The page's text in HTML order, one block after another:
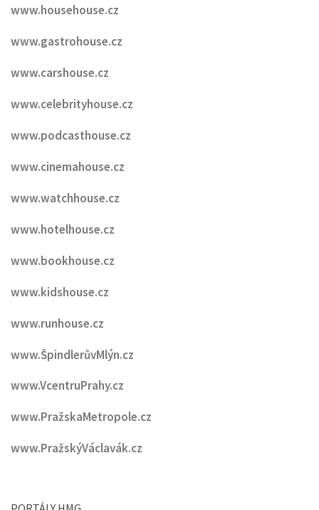
www.househouse.cz
www.gastrohouse.cz
www.carshouse.cz
www.celebrityhouse.cz
www.podcasthouse.cz
www.cinemahouse.cz
www.watchhouse.cz
www.hotelhouse.cz
www.bookhouse.cz
www.kidshouse.cz
www.runhouse.cz
www.ŠpindlerůvMlýn.cz
www.VcentruPrahy.cz
www.PražskaMetropole.cz
www.PražskýVáclavák.cz